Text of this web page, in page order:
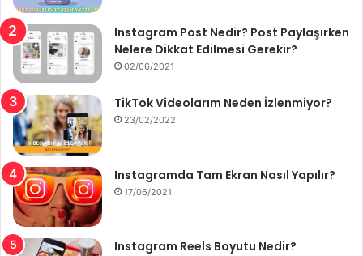
Instagram Post Nedir? Post Paylaşırken
Nelere Dikkat Edilmesi Gerekir?
02/06/2021
TikTok Videolarım Neden İzlenmiyor?
23/02/2022
Instagramda Tam Ekran Nasıl Yapılır?
17/06/2021
Instagram Reels Boyutu Nedir?